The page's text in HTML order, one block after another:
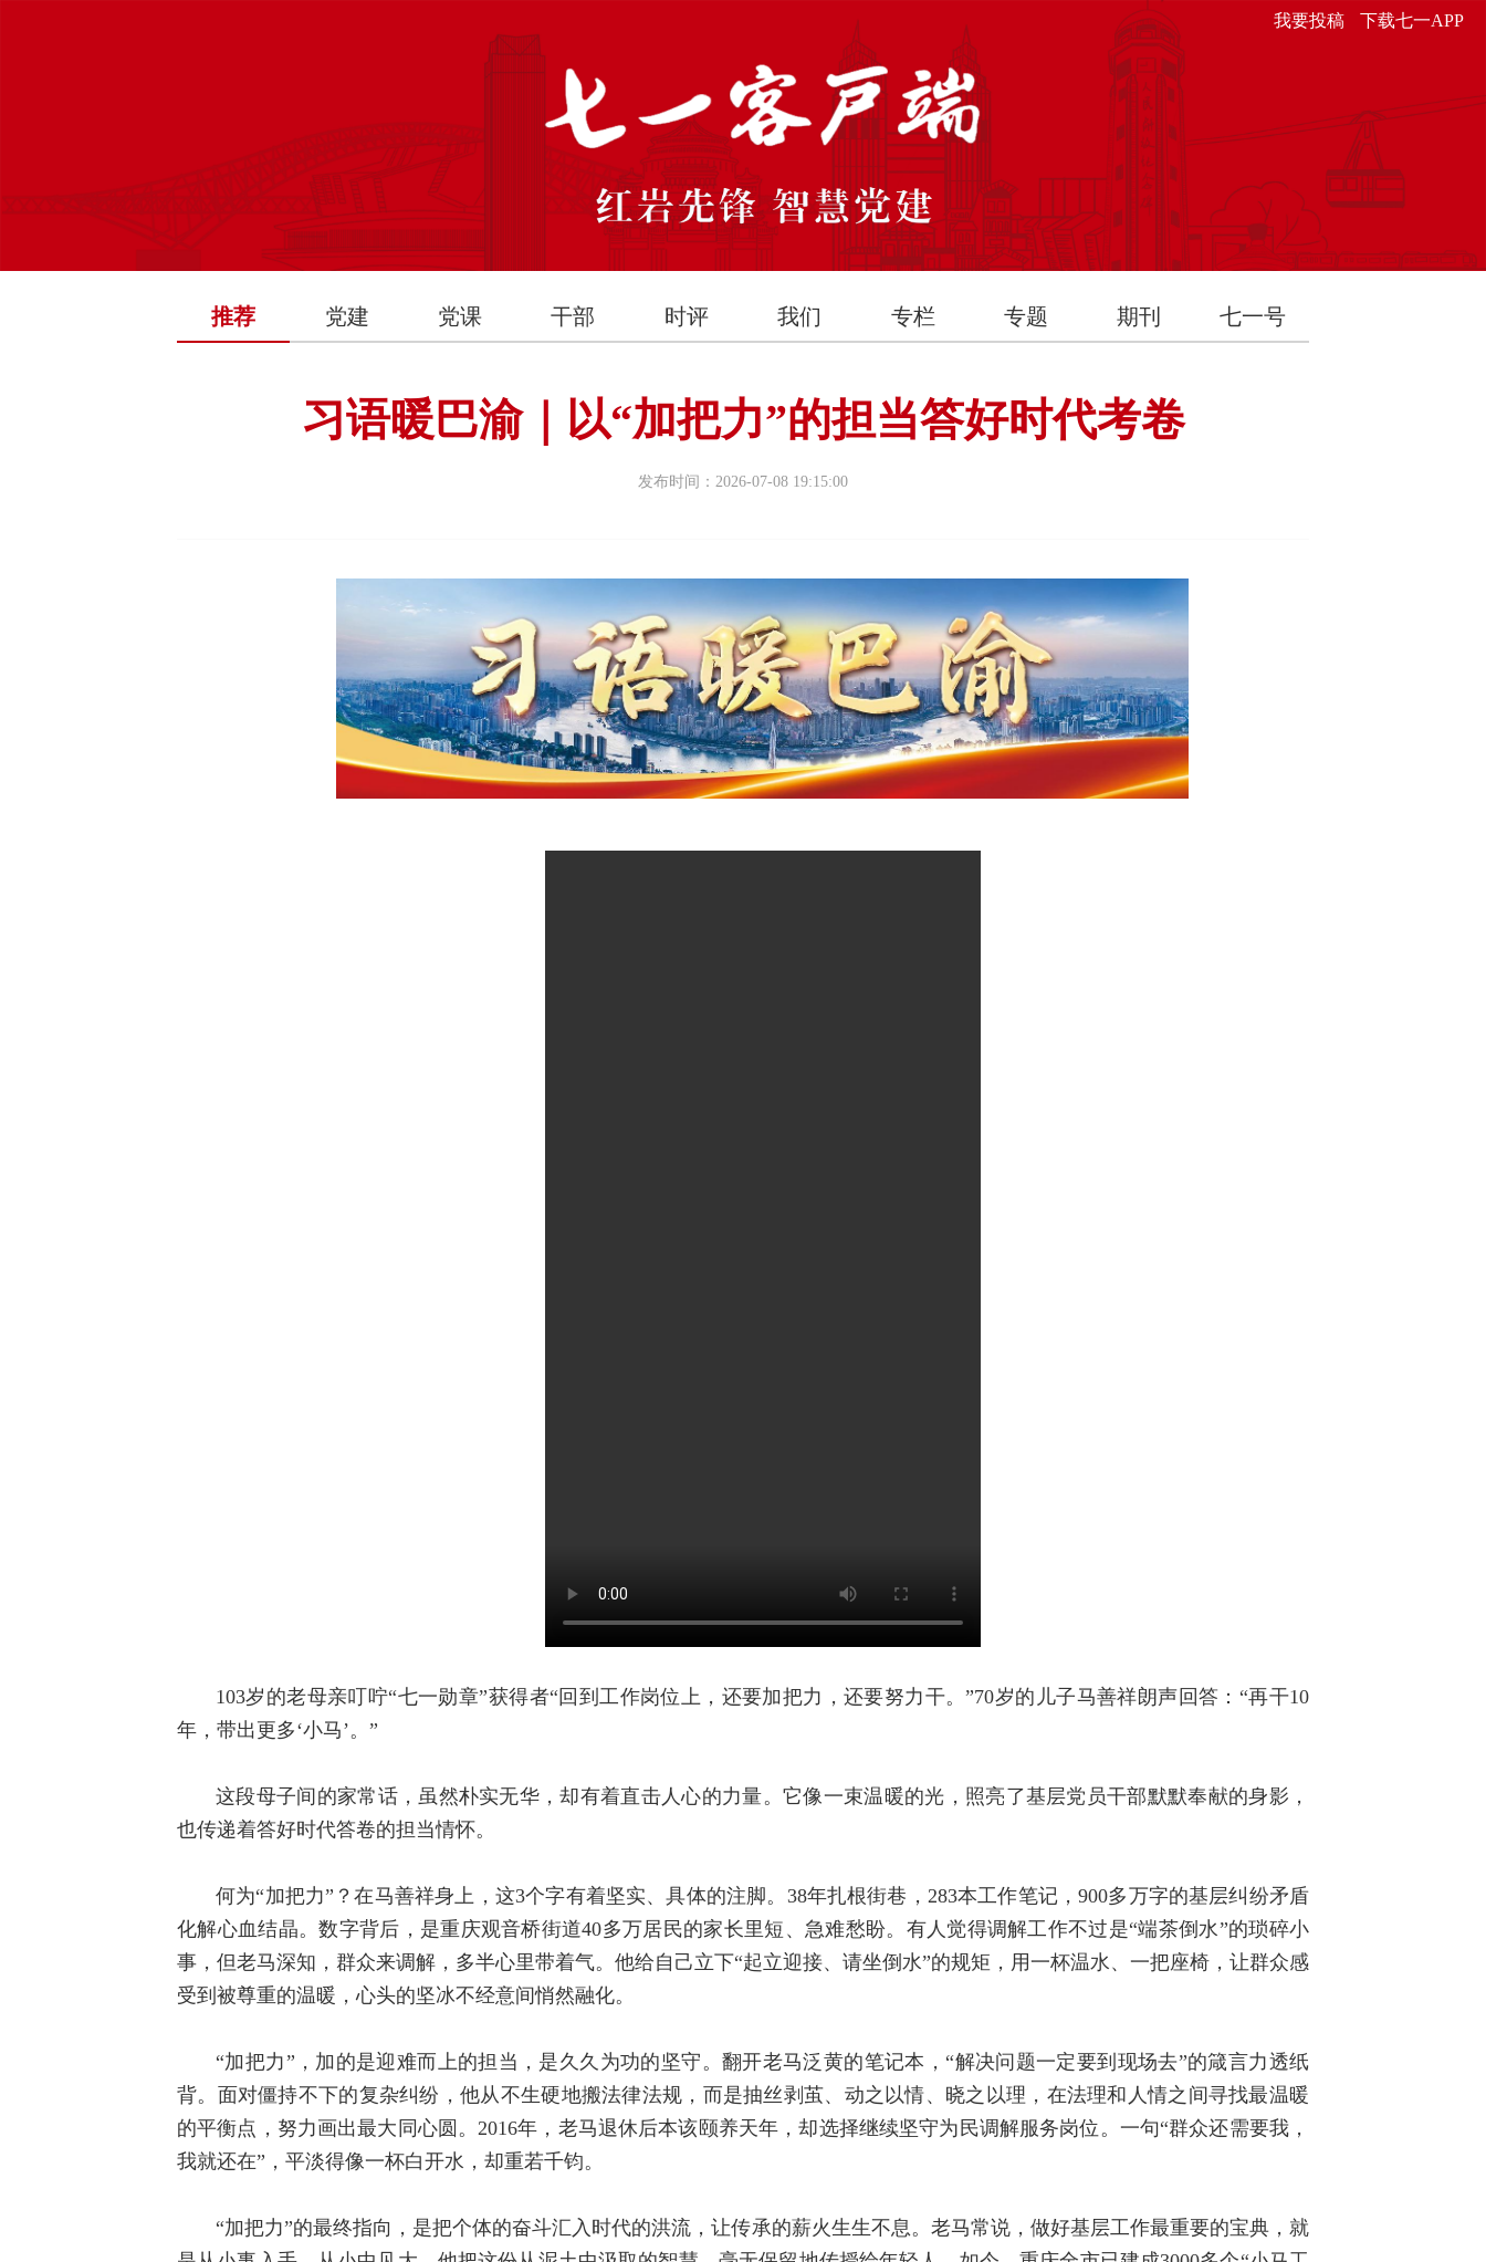
我要投稿 下载七一APP
推荐 党建 党课 干部 时评 我们 专栏 专题 期刊 七一号
习语暖巴渝｜以“加把力”的担当答好时代考卷
发布时间：2026-07-08 19:15:00
103岁的老母亲叮咛“七一勋章”获得者“回到工作岗位上，还要加把力，还要努力干。”70岁的儿子马善祥朗声回答：“再干10
年，带出更多‘小马’。”
这段母子间的家常话，虽然朴实无华，却有着直击人心的力量。它像一束温暖的光，照亮了基层党员干部默默奉献的身影，
也传递着答好时代答卷的担当情怀。
何为“加把力”？在马善祥身上，这3个字有着坚实、具体的注脚。38年扎根街巷，283本工作笔记，900多万字的基层纠纷矛盾
化解心血结晶。数字背后，是重庆观音桥街道40多万居民的家长里短、急难愁盼。有人觉得调解工作不过是“端茶倒水”的琐碎小
事，但老马深知，群众来调解，多半心里带着气。他给自己立下“起立迎接、请坐倒水”的规矩，用一杯温水、一把座椅，让群众感
受到被尊重的温暖，心头的坚冰不经意间悄然融化。
“加把力”，加的是迎难而上的担当，是久久为功的坚守。翻开老马泛黄的笔记本，“解决问题一定要到现场去”的箴言力透纸
背。面对僵持不下的复杂纠纷，他从不生硬地搬法律法规，而是抽丝剥茧、动之以情、晓之以理，在法理和人情之间寻找最温暖
的平衡点，努力画出最大同心圆。2016年，老马退休后本该颐养天年，却选择继续坚守为民调解服务岗位。一句“群众还需要我，
我就还在”，平淡得像一杯白开水，却重若千钧。
“加把力”的最终指向，是把个体的奋斗汇入时代的洪流，让传承的薪火生生不息。老马常说，做好基层工作最重要的宝典，就